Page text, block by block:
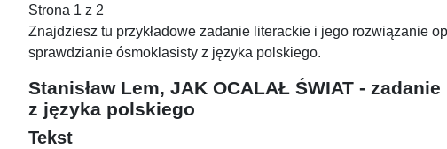
Strona 1 z 2
Znajdziesz tu przykładowe zadanie literackie i jego rozwiązanie
sprawdzianie ósmoklasisty z języka polskiego.
Stanisław Lem, JAK OCALAŁ ŚWIAT -
z języka polskiego
Tekst